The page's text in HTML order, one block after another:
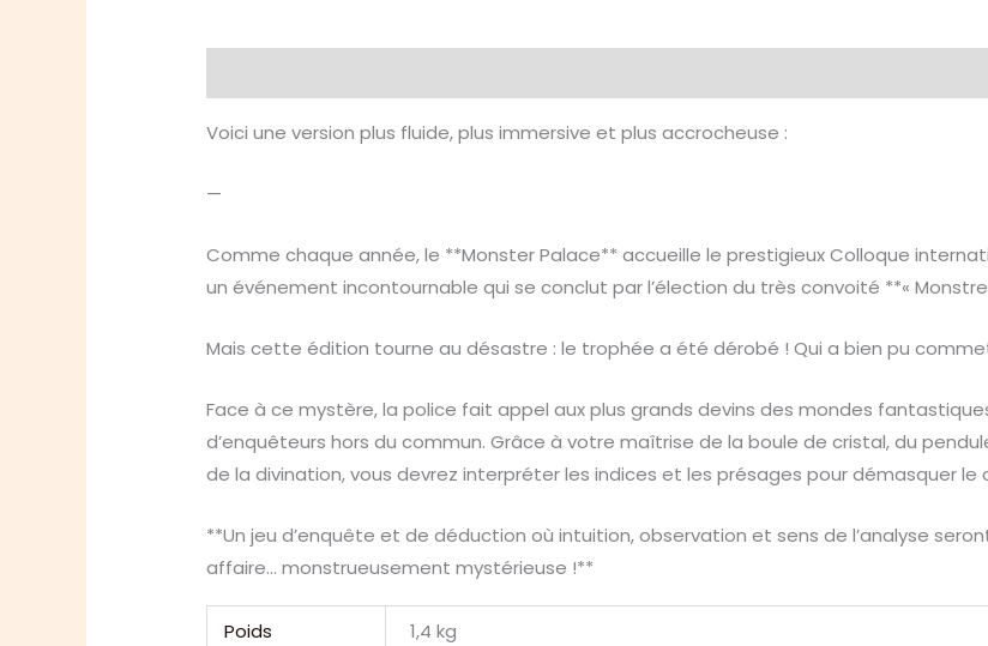
Voici une version plus fluide, plus immersive et plus accrocheuse :
—
Comme chaque année, le **Monster Palace** accueille le prestigieux Colloque
un événement incontournable qui se conclut par l’élection du très convoité **« Monstre
Mais cette édition tourne au désastre : le trophée a été dérobé ! Qui a bien pu
Face à ce mystère, la police fait appel aux plus grands devins des mondes
d’enquêteurs hors du commun. Grâce à votre maîtrise de la boule de cristal, du
de la divination, vous devrez interpréter les indices et les présages pour démasquer
**Un jeu d’enquête et de déduction où intuition, observation et sens de l’analyse
affaire… monstrueusement mystérieuse !**
Poids 1,4 kg